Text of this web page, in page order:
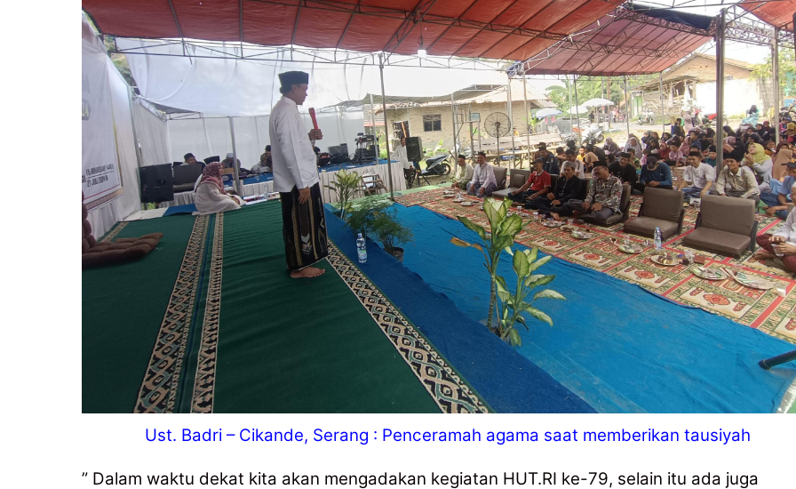
Ust. Badri – Cikande, Serang : Penceramah agama saat memberikan tausiyah
” Dalam waktu dekat kita akan mengadakan kegiatan HUT.RI ke-79, selain itu ada juga